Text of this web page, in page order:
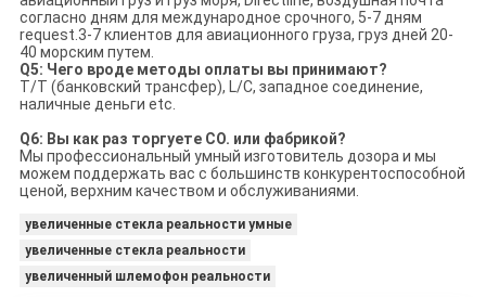
согласно дням для международное срочного, 5-7 дням
request.3-7 клиентов для авиационного груза, груз дней 20-
40 морским путем.
Q5: Чего вроде методы оплаты вы принимают?
T/T (банковский трансфер), L/C, западное соединение,
наличные деньги etc.
Q6: Вы как раз торгуете CO. или фабрикой?
Мы профессиональный умный изготовитель дозора и мы
можем поддержать вас с большинств конкурентоспособной
ценой, верхним качеством и обслуживаниями.
увеличенные стекла реальности умные
увеличенные стекла реальности
увеличенный шлемофон реальности